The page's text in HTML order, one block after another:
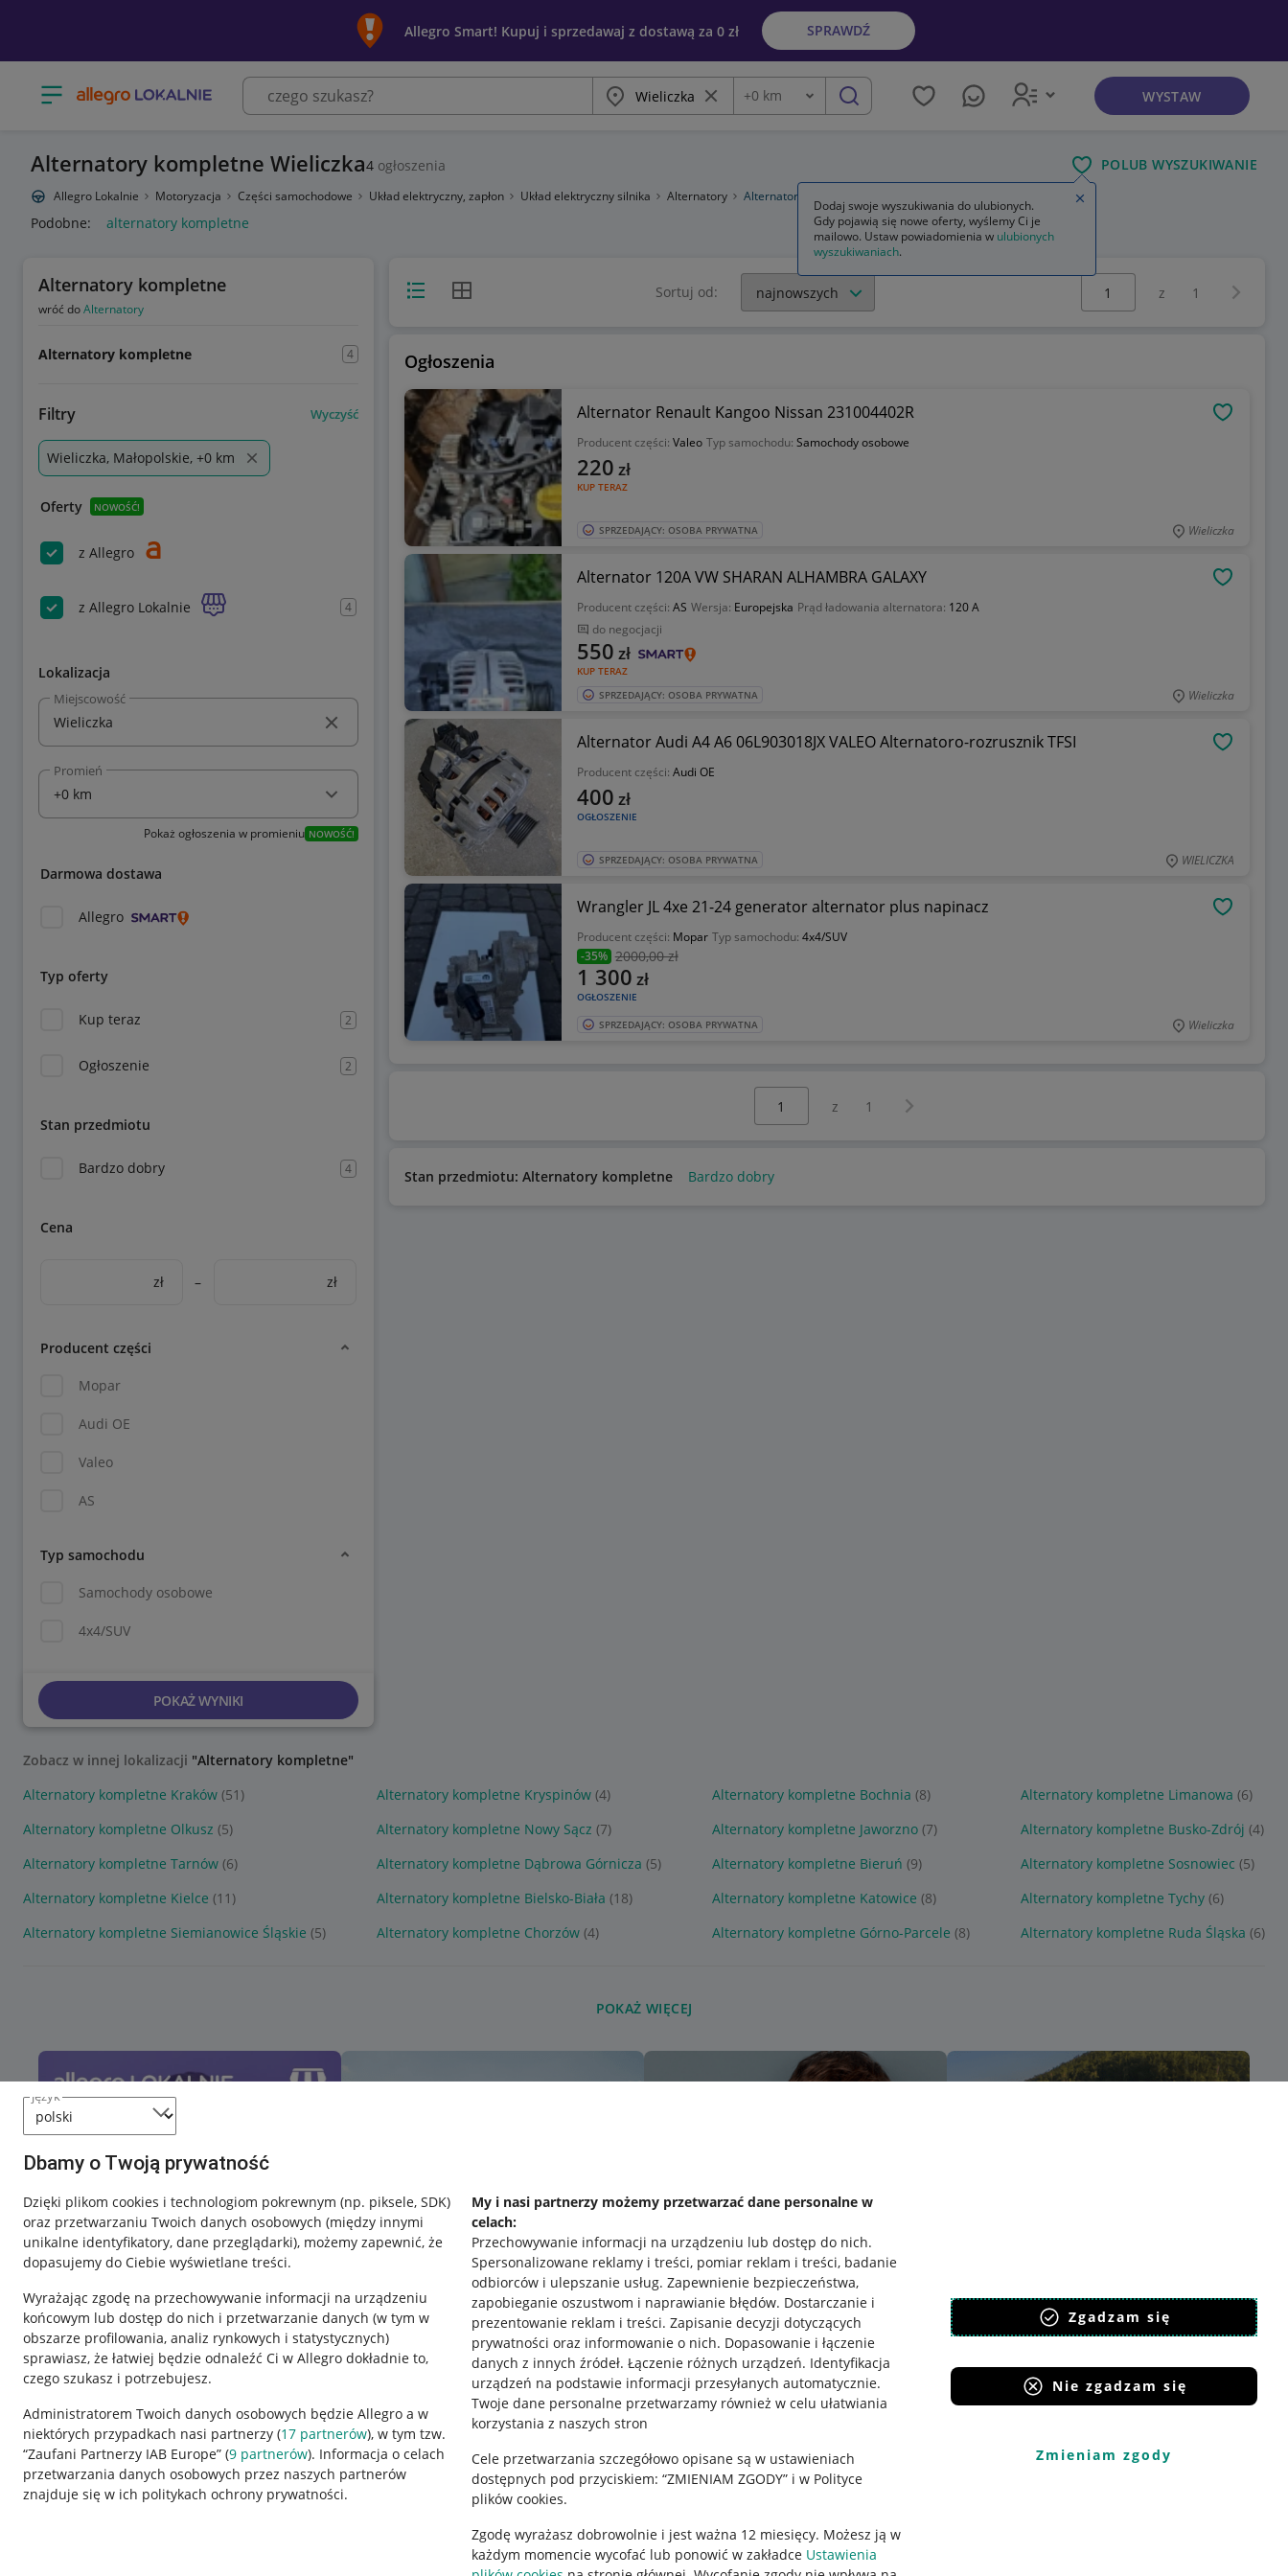
język
Dbamy o Twoją prywatność
Dzięki plikom cookies i technologiom pokrewnym (np. piksele, SDK)
oraz przetwarzaniu Twoich danych osobowych (między innymi
unikalne identyfikatory, dane przeglądarki), możemy zapewnić, że
dopasujemy do Ciebie wyświetlane treści.
Wyrażając zgodę na przechowywanie informacji na urządzeniu
końcowym lub dostęp do nich i przetwarzanie danych (w tym w
obszarze profilowania, analiz rynkowych i statystycznych)
sprawiasz, że łatwiej będzie odnaleźć Ci w Allegro dokładnie to,
czego szukasz i potrzebujesz.
Administratorem Twoich danych osobowych będzie Allegro a w
niektórych przypadkach nasi partnerzy (17 partnerów), w tym tzw.
“Zaufani Partnerzy IAB Europe” (9 partnerów). Informacja o celach
przetwarzania danych osobowych przez naszych partnerów
znajduje się w ich politykach ochrony prywatności.
My i nasi partnerzy możemy przetwarzać dane personalne w
celach:
Przechowywanie informacji na urządzeniu lub dostęp do nich.
Spersonalizowane reklamy i treści, pomiar reklam i treści, badanie
odbiorców i ulepszanie usług. Zapewnienie bezpieczeństwa,
zapobieganie oszustwom i naprawianie błędów. Dostarczanie i
prezentowanie reklam i treści. Zapisanie decyzji dotyczących
prywatności oraz informowanie o nich. Dopasowanie i łączenie
danych z innych źródeł. Łączenie różnych urządzeń. Identyfikacja
urządzeń na podstawie informacji przesyłanych automatycznie.
Twoje dane personalne przetwarzamy również w celu ułatwiania
korzystania z naszych stron
Cele przetwarzania szczegółowo opisane są w ustawieniach
dostępnych pod przyciskiem: “ZMIENIAM ZGODY” i w Polityce
plików cookies.
Zgodę wyrażasz dobrowolnie i jest ważna 12 miesięcy. Możesz ją w
każdym momencie wycofać lub ponowić w zakładce Ustawienia
Zgadzam się
Nie zgadzam się
Zmieniam zgody
Allegro Smart! Kupuj i sprzedawaj z dostawą za 0 zł SPRAWDŹ
Otwórz menu z kategoriami Miasto Wyczyść frazę
Odległość
+0 km szukaj WYSTAW
Alternatory kompletne Wieliczka4 ogłoszenia POLUB WYSZUKIWANIE
Allegro Lokalnie Motoryzacja Części samochodowe Układ elektryczny, zapłon Układ elektryczny silnika Alternatory Alternatory kompletne
Podobne: alternatory kompletne
Alternatory kompletne
wróć doAlternatory
Alternatory kompletne 4
Filtry Wyczyść
Wieliczka, Małopolskie, +0 km
Oferty NOWOŚĆ!
z Allegro
z Allegro Lokalnie 4
Lokalizacja
Miejscowość
Promień
Pokaż ogłoszenia w promieniu NOWOŚĆ!
Darmowa dostawa
Allegro
Typ oferty
Kup teraz 2
Ogłoszenie 2
Stan przedmiotu
Bardzo dobry 4
Cena
zł – zł
Producent części
Mopar
Audi OE
Valeo
AS
Typ samochodu
Samochody osobowe
4x4/SUV
POKAŻ WYNIKI
Widok listyWidok siatki Sortuj od:
Wybierz stronę:
z 1
Ogłoszenia
Alternator Renault Kangoo Nissan 231004402R
Producent części: Valeo Typ samochodu: Samochody osobowe
KUP TERAZ
220 zł
SPRZEDAJĄCY: OSOBA PRYWATNA Wieliczka
Alternator 120A VW SHARAN ALHAMBRA GALAXY
Producent części: AS Wersja: Europejska Prąd ładowania alternatora: 120 A
do negocjacji
KUP TERAZ
550 zł
SPRZEDAJĄCY: OSOBA PRYWATNA Wieliczka
Alternator Audi A4 A6 06L903018JX VALEO Alternatoro-rozrusznik TFSI
Producent części: Audi OE
OGŁOSZENIE
400 zł
SPRZEDAJĄCY: OSOBA PRYWATNA WIELICZKA
Wrangler JL 4xe 21-24 generator alternator plus napinacz
Producent części: Mopar Typ samochodu: 4x4/SUV
-35% 2000,00 zł
OGŁOSZENIE
1 300 zł
SPRZEDAJĄCY: OSOBA PRYWATNA Wieliczka
z 1 Następna strona
Stan przedmiotu: Alternatory kompletne Bardzo dobry
Zobacz w innej lokalizacji "Alternatory kompletne"
Alternatory kompletne Kraków (51) Alternatory kompletne Kryspinów (4) Alternatory kompletne Bochnia (8) Alternatory kompletne Limanowa (6)
Alternatory kompletne Olkusz (5) Alternatory kompletne Nowy Sącz (7) Alternatory kompletne Jaworzno (7) Alternatory kompletne Busko-Zdrój (4)
Alternatory kompletne Tarnów (6) Alternatory kompletne Dąbrowa Górnicza (5) Alternatory kompletne Bieruń (9) Alternatory kompletne Sosnowiec (5)
Alternatory kompletne Kielce (11) Alternatory kompletne Bielsko-Biała (18) Alternatory kompletne Katowice (8) Alternatory kompletne Tychy (6)
Alternatory kompletne Siemianowice Śląskie (5) Alternatory kompletne Chorzów (4) Alternatory kompletne Górno-Parcele (8) Alternatory kompletne Ruda Śląska (6)
POKAŻ WIĘCEJ
Przydatne informacje
Jak to działa
Napisz do nas
Allegro Gadane dla sprzedających
Regulamin
Polityka plików "cookies"
Ustawienia plików "cookies"
Udostępnianie lokalizacji
Pobierz aplikację
Dodaj swoje wyszukiwania do ulubionych.
Gdy pojawią się nowe oferty, wyślemy Ci je
mailowo. Ustaw powiadomienia w ulubionych
wyszukiwaniach.
Zamknij wskazówkę